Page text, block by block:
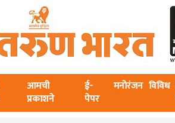
आमची
प्रकाशने
ई-
पेपर
मनोरंजन विविध